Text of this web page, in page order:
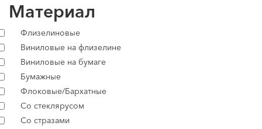
Материал
Флизелиновые
Виниловые на флизелине
Виниловые на бумаге
Бумажные
Флоковые/Бархатные
Со стеклярусом
Со стразами